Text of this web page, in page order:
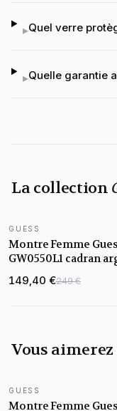
▸Quel verre
▸Quelle garantie
La collection
NOUVEAUTÉ
GUESS
Montre Femme
GW0550L1 cadran
bracelet maille
149,40 €249 €
Vous aimerez
NOUVEAUTÉ
GUESS
Montre Femme